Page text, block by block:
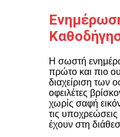
Η σωστή
πρώτο και πιο
διαχείριση των
οφειλέτες
χωρίς σαφή
τις υποχρεώσεις
έχουν στη